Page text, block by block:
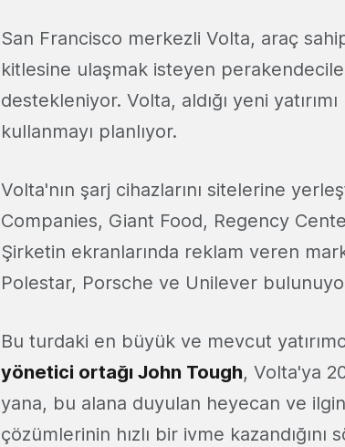
San Francisco merkezli Volta, araç
kitlesine ulaşmak isteyen
destekleniyor. Volta, aldığı yeni
kullanmayı planlıyor.
Volta'nın şarj cihazlarını sitelerine
Companies, Giant Food, Regency
Şirketin ekranlarında reklam veren
Polestar, Porsche ve Unilever
Bu turdaki en büyük ve mevcut
yönetici ortağı John Tough, Volta'ya
yana, bu alana duyulan heyecan ve
çözümlerinin hızlı bir ivme